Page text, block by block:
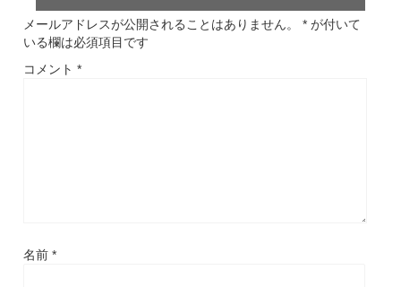
メールアドレスが公開されることはありません。 * が付いて
いる欄は必須項目です
コメント *
名前 *